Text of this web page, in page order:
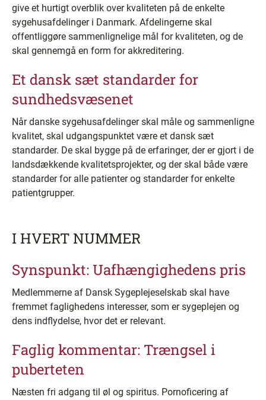
give et hurtigt overblik over kvaliteten på de enkelte
sygehusafdelinger i Danmark. Afdelingerne skal
offentliggøre sammenlignelige mål for kvaliteten, og de
skal gennemgå en form for akkreditering.
Et dansk sæt standarder for
sundhedsvæsenet
Når danske sygehusafdelinger skal måle og sammenligne
kvalitet, skal udgangspunktet være et dansk sæt
standarder. De skal bygge på de erfaringer, der er gjort i de
landsdækkende kvalitetsprojekter, og der skal både være
standarder for alle patienter og standarder for enkelte
patientgrupper.
I HVERT NUMMER
Synspunkt: Uafhængighedens pris
Medlemmerne af Dansk Sygeplejeselskab skal have
fremmet faglighedens interesser, som er sygeplejen og
dens indflydelse, hvor det er relevant.
Faglig kommentar: Trængsel i
puberteten
Næsten fri adgang til øl og spiritus. Pornoficering af